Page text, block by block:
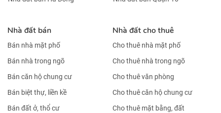
Nhà đất bán
Bán nhà mặt phố
Bán nhà trong ngõ
Bán căn hộ chung cư
Bán biệt thự, liền kề
Bán đất ở, thổ cư
Nhà đất cho thuê
Cho thuê nhà mặt phố
Cho thuê nhà trong ngõ
Cho thuê văn phòng
Cho thuê căn hộ chung cư
Cho thuê mặt bằng, đất